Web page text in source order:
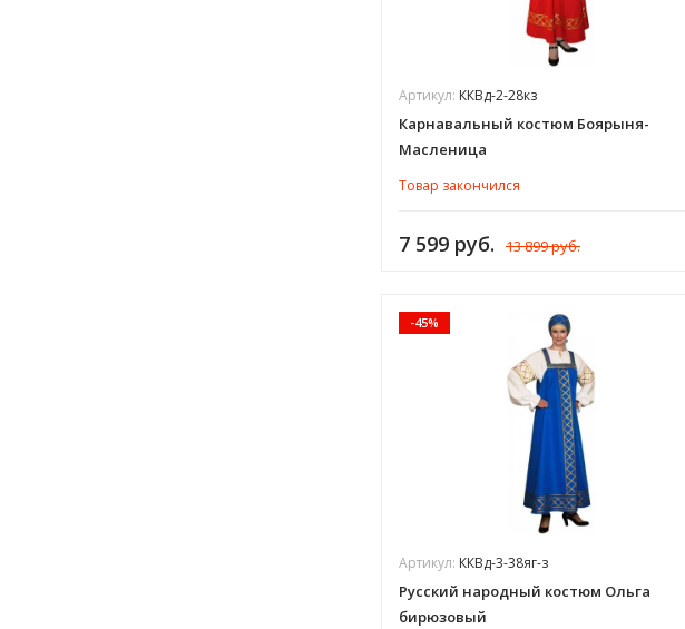
Артикул: ККВд-2-28кз
Карнавальный костюм Боярыня-
Масленица
Товар закончился
7 599 руб. 13 899 руб.
-45%
Артикул: ККВд-3-38яг-з
Русский народный костюм Ольга
бирюзовый